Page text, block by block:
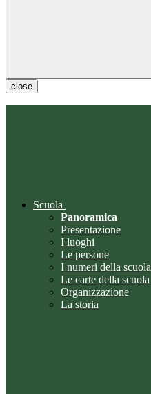
close
Scuola
Panoramica
Presentazione
I luoghi
Le persone
I numeri della scuola
Le carte della scuola
Organizzazione
La storia